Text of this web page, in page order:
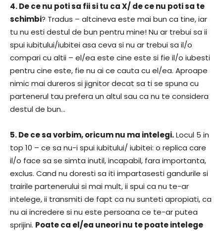
4. De ce nu poti sa fii si tu ca X/ de ce nu poti sa te
schimbi? Tradus – altcineva este mai bun ca tine, iar
tu nu esti destul de bun pentru mine! Nu ar trebui sa ii
spui iubitului/iubitei asa ceva si nu ar trebui sa il/o
compari cu altii – el/ea este cine este si fie il/o iubesti
pentru cine este, fie nu ai ce cauta cu el/ea. Aproape
nimic mai dureros si jignitor decat sa ti se spuna cu
partenerul tau prefera un altul sau ca nu te considera
destul de bun…
5. De ce sa vorbim, oricum nu ma intelegi.Locul 5 in
top 10 – ce sa nu-i spui iubitului/ iubitei: o replica care
il/o face sa se simta inutil, incapabil, fara importanta,
exclus. Cand nu doresti sa iti impartasesti gandurile si
trairile partenerului si mai mult, ii spui ca nu te-ar
intelege, ii transmiti de fapt ca nu sunteti apropiati, ca
nu ai incredere si nu este persoana ce te-ar putea
sprijini. Poate ca el/ea uneori nu te poate intelege